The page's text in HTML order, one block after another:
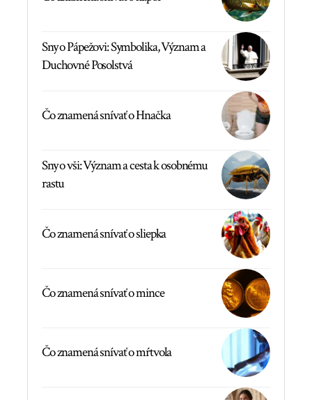
Sny o Pápežovi: Symbolika, Význam a
Duchovné Posolstvá
Čo znamená snívať o Hnačka
Sny o vši: Význam a cesta k osobnému
rastu
Čo znamená snívať o sliepka
Čo znamená snívať o mince
Čo znamená snívať o mŕtvola